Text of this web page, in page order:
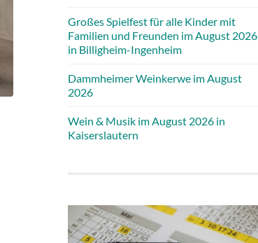
Großes Spielfest für alle Kinder mit
Familien und Freunden im August 2026
in Billigheim-Ingenheim
Dammheimer Weinkerwe im August
2026
Wein & Musik im August 2026 in
Kaiserslautern